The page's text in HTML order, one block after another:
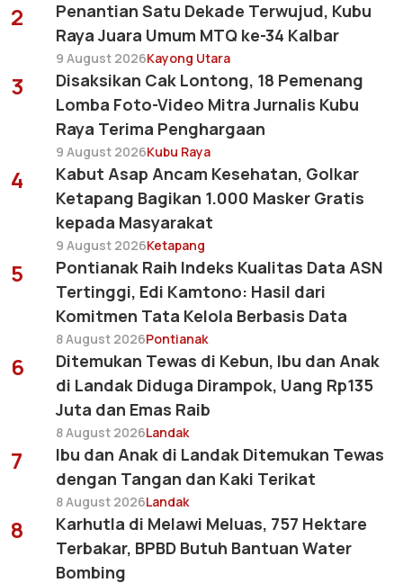
2
Penantian Satu Dekade Terwujud, Kubu
Raya Juara Umum MTQ ke-34 Kalbar
9 August 2026Kayong Utara
3
Disaksikan Cak Lontong, 18 Pemenang
Lomba Foto-Video Mitra Jurnalis Kubu
Raya Terima Penghargaan
9 August 2026Kubu Raya
4
Kabut Asap Ancam Kesehatan, Golkar
Ketapang Bagikan 1.000 Masker Gratis
kepada Masyarakat
9 August 2026Ketapang
5
Pontianak Raih Indeks Kualitas Data ASN
Tertinggi, Edi Kamtono: Hasil dari
Komitmen Tata Kelola Berbasis Data
8 August 2026Pontianak
6
Ditemukan Tewas di Kebun, Ibu dan Anak
di Landak Diduga Dirampok, Uang Rp135
Juta dan Emas Raib
8 August 2026Landak
7
Ibu dan Anak di Landak Ditemukan Tewas
dengan Tangan dan Kaki Terikat
8 August 2026Landak
8
Karhutla di Melawi Meluas, 757 Hektare
Terbakar, BPBD Butuh Bantuan Water
Bombing